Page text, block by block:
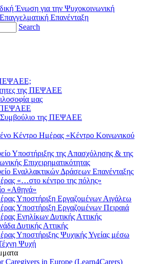
Search
ΠΕΨΑΕΕ;
της ΠΕΨΑΕΕ
μας
ΠΕΨΑΕΕ
Συμβούλιο της ΠΕΨΑΕΕ
Κέντρο Ημέρας «Κέντρο Κοινωνικού
Υποστήριξης της Απασχόλησης & της
Επιχειρηματικότητας
Εναλλακτικών Δράσεων Επανένταξης
«…στο κέντρο της πόλης»
«Αθηνά»
Υποστήριξη Eργαζομένων Αιγάλεω
Υποστήριξη Eργαζομένων Πειραιά
Ενηλίκων Δυτικής Αττικής
Δυτικής Αττικής
Υποστήριξης Ψυχικής Υγείας μέσω
Ψυχή
Caregivers in Europe (Learn4Carers)